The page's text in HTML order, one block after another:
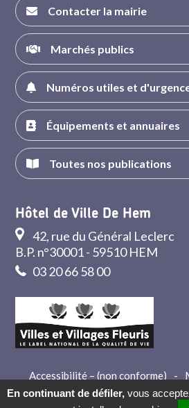
Contacter la mairie
Marchés publics
Numéros utiles et
Équipements et annuaires
Toutes nos publications
Hôtel de Ville De Hem
42, rue du Général Leclerc
B.P. n°30001 - 59510 HEM
03 20 66 58 00
Accessibilité – (non conforme) -
Crédits
-
En continuant de défiler, vous